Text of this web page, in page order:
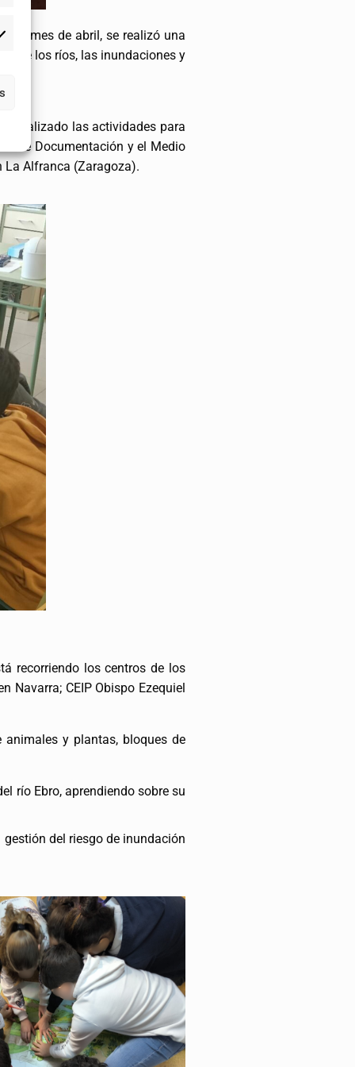
mes de abril, se realizó una
los ríos, las inundaciones y
realizado las actividades para
de Documentación y el Medio
La Alfranca (Zaragoza).
recorriendo los centros de los
Navarra; CEIP Obispo Ezequiel
y plantas, bloques de
río Ebro, aprendiendo sobre su
del riesgo de inundación